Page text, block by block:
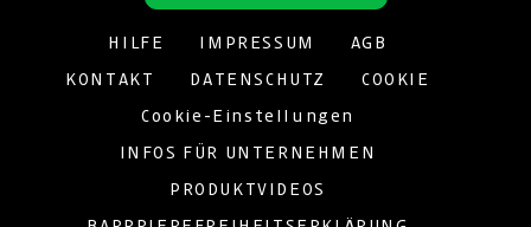
HILFE IMPRESSUM AGB
KONTAKT DATENSCHUTZ COOKIE
Cookie-Einstellungen
INFOS FÜR UNTERNEHMEN
PRODUKTVIDEOS